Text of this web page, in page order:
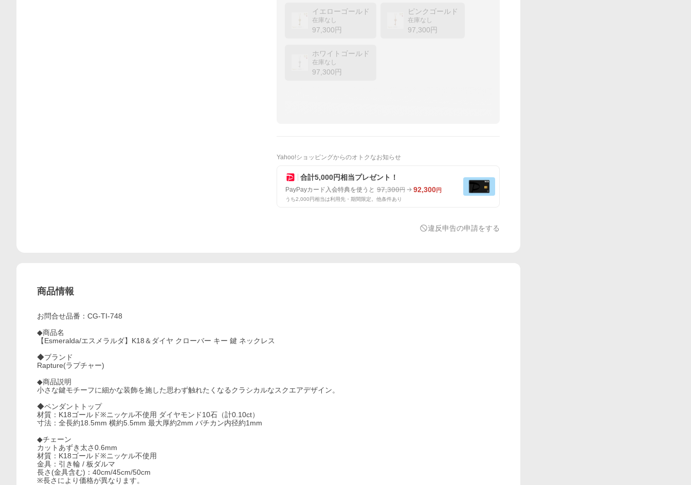
イエローゴールド
在庫なし
97,300 円
ピンクゴールド
在庫なし
97,300 円
ホワイトゴールド
在庫なし
97,300 円
Yahoo!ショッピングからのオトクなお知らせ
合計5,000円相当プレゼント！
PayPayカード入会特典を使うと 97,300円 92,300円
うち2,000円相当は利用先・期間限定。他条件あり
違反申告の申請をする
商品情報
お問合せ品番：CG-TI-748
◆商品名
【Esmeralda/エスメラルダ】K18＆ダイヤ クローバー キー 鍵 ネックレス
◆ブランド
Rapture(ラプチャー)
◆商品説明
小さな鍵モチーフに細かな装飾を施した思わず触れたくなるクラシカルなスクエアデザイン。
◆ペンダントトップ
材質：K18ゴールド※ニッケル不使用 ダイヤモンド10石（計0.10ct）
寸法：全長約18.5mm 横約5.5mm 最大厚約2mm バチカン内径約1mm
◆チェーン
カットあずき太さ0.6mm
材質：K18ゴールド※ニッケル不使用
金具：引き輪 / 板ダルマ
長さ(金具含む)：40cm/45cm/50cm
※長さにより価格が異なります。